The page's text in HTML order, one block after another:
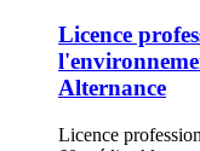
Licence
Alternance
Licence